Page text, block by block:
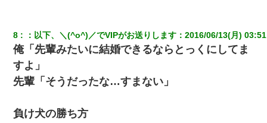
に → 新人「ドンッ！」私「！？」→ 突然、突き飛ばされて左手
の甲を踏みつけられて…
元夫の連れ子「俺の結婚式の時くらい、母親としての責任を果た
そうとは思わないのか！」→どうも連れ子は…
私「まとめ買いして冷凍ストックしてる」Ａ「ずるい！クレク
レ！」私「なんでよ」Ａ「ケーチ！バーカ！」→ 後日、Ａ旦那が
8 ： 以下、＼(^o^)／でVIPがお送りします ：2016/06/13(月)
俺「先輩みたいに結婚できるならとっくにしてま
すよ」
先輩「そうだったな…すまない」
負け犬の勝ち方